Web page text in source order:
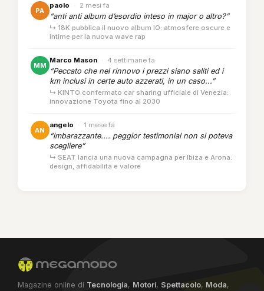
PA
paolo · 2 mesi fa
“anti anti album d’esordio inteso in major o altro?”
↳ 18K pubblica il nuovo album IO: atmosfere oscure e
intime per la nuova wave rap
MM
Marco Mason · 4 settimane fa
“Peccato che nel rinnovo i prezzi siano saliti ed i
km inclusi in certe auto azzerati, in un caso...”
↳ KINTO confermato car sharing ufficiale di Venezia:
innovazione Toyota fino al 2030
AN
angelo · 1 mese fa
“imbarazzante.... peggior testimonial non si poteva
scegliere”
↳ SEAT lancia una nuova campagna per Ibiza e Arona:
design, affidabilità e valore
Magazine online di Tecnologia, Motori, Spettacolo, Moda,